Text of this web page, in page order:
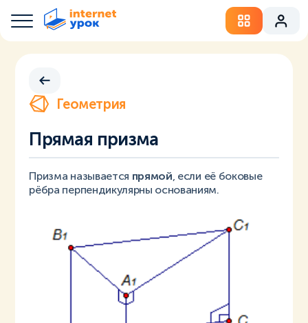
Геометрия
Прямая призма
Призма называется прямой , если её боковые
рёбра перпендикулярны основаниям.